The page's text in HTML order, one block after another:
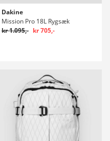
Dakine
Mission Pro 18L Rygsæk
kr 1.095,- kr 705,-